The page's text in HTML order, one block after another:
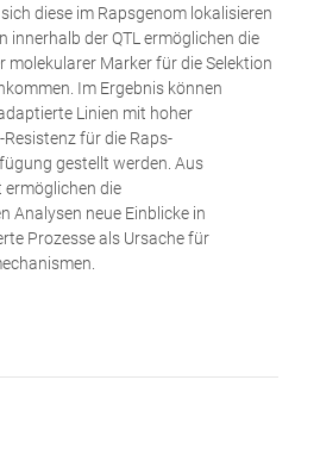
diese im Rapsgenom lokalisieren
innerhalb der QTL ermöglichen die
molekularer Marker für die Selektion
Im Ergebnis können
Linien mit hoher
für die Raps-
gestellt werden. Aus
die
Analysen neue Einblicke in
Prozesse als Ursache für